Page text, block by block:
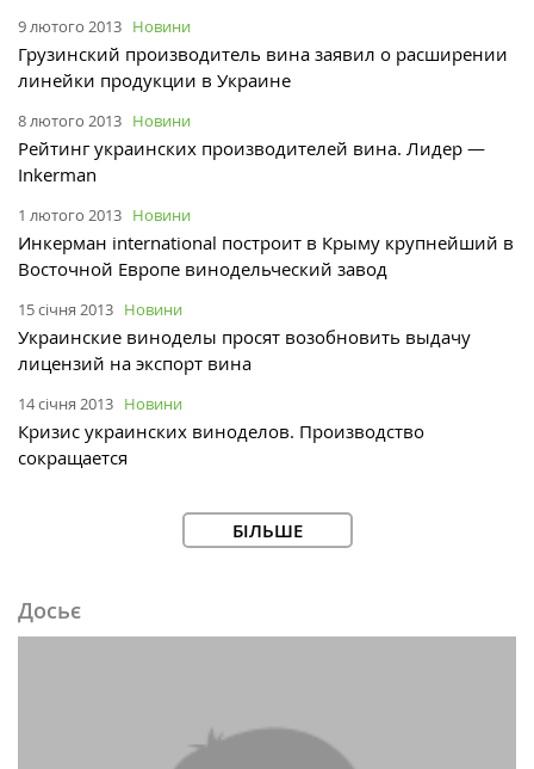
9 лютого 2013 Новини
Грузинский производитель вина заявил о расширении
линейки продукции в Украине
8 лютого 2013 Новини
Рейтинг украинских производителей вина. Лидер —
Inkerman
1 лютого 2013 Новини
Инкерман international построит в Крыму крупнейший в
Восточной Европе винодельческий завод
15 січня 2013 Новини
Украинские виноделы просят возобновить выдачу
лицензий на экспорт вина
14 січня 2013 Новини
Кризис украинских виноделов. Производство
сокращается
БІЛЬШЕ
Досьє